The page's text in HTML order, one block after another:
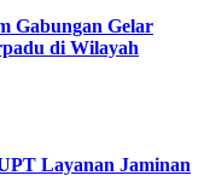
Gabungan Gelar
di Wilayah
Layanan Jaminan